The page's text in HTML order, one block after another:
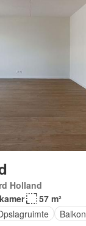
Holland
57 m²
Balkon